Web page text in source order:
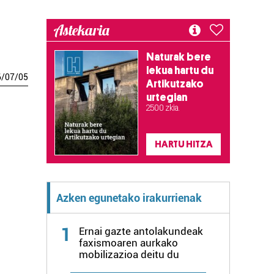
/07/05
Astekaria
Naturak bere
lekua hartu du
Artikutzako
urtegian
2.500 zkia.
HARTU HITZA
Azken egunetako irakurrienak
1
Ernai gazte antolakundeak
faxismoaren aurkako
mobilizazioa deitu du